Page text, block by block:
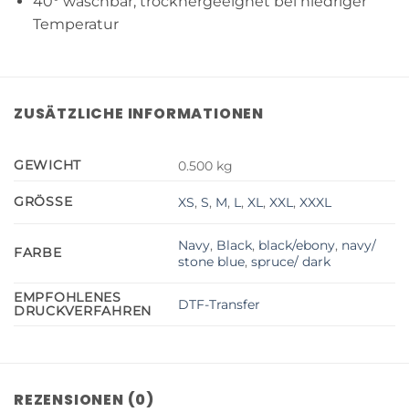
Temperatur
ZUSÄTZLICHE INFORMATIONEN
GEWICHT 0.500 kg
GRÖSSE XS,S, M, L,XL,XXL,XXXL
FARBE Navy, Black, black/ebony, navy/
stone blue,spruce/ dark
EMPFOHLENES
DRUCKVERFAHREN
DTF-Transfer
REZENSIONEN (0)